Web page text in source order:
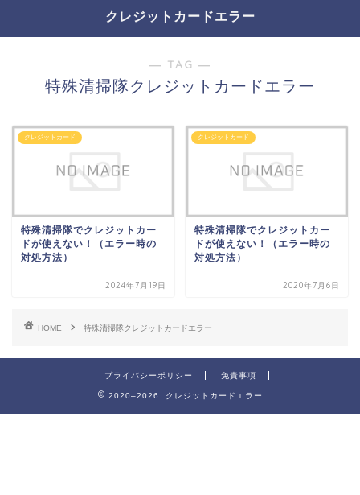
クレジットカードエラー
― TAG ―
特殊清掃隊クレジットカードエラー
クレジットカード
特殊清掃隊でクレジットカー
ドが使えない！（エラー時の
対処方法）
2024年7月19日
クレジットカード
特殊清掃隊でクレジットカー
ドが使えない！（エラー時の
対処方法）
2020年7月6日
HOME 特殊清掃隊クレジットカードエラー
プライバシーポリシー 免責事項
2020–2026 クレジットカードエラー